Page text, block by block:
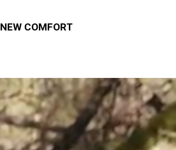
NEW COMFORT